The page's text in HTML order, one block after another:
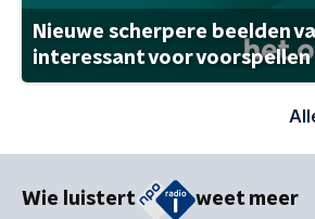
Nieuwe scherpere beelden
interessant voor
Wie luistert weet meer